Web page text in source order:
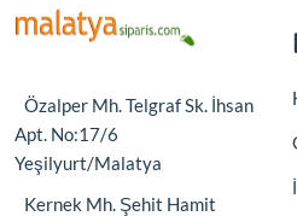
Özalper Mh. Telgraf Sk. İhsan
Apt. No:17/6
Yeşilyurt/Malatya
Kernek Mh. Şehit Hamit